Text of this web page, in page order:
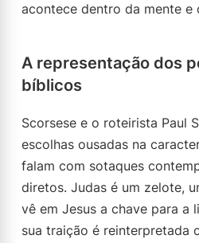
acontece dentro da mente e
A representação dos
bíblicos
Scorsese e o roteirista Paul
escolhas ousadas na
falam com sotaques
diretos. Judas é um zelote,
vê em Jesus a chave para a
sua traição é reinterpretada